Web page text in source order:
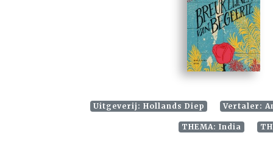
Uitgeverij: Hollands Diep Vertaler:
THEMA: India